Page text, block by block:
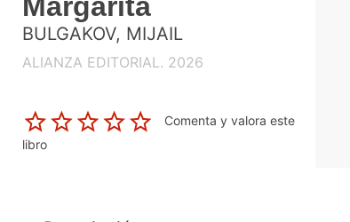
BULGAKOV, MIJAIL
ALIANZA EDITORIAL. 2026
Comenta y valora este
libro